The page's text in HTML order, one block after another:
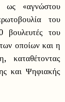
ως «αγνώστου
του
βουλευτές του
οποίων και η
καταθέτοντας
και Ψηφιακής